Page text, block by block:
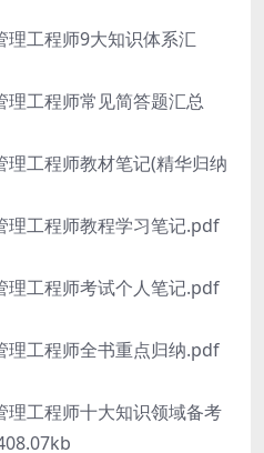
工程师9大知识体系汇
工程师常见简答题汇总
工程师教材笔记(精华归纳
工程师教程学习笔记.pdf
工程师考试个人笔记.pdf
工程师全书重点归纳.pdf
工程师十大知识领域备考